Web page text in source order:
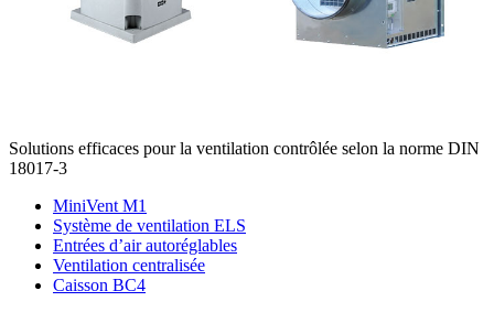
Solutions efficaces pour la ventilation contrôlée selon la norme DIN
18017-3
MiniVent M1
Système de ventilation ELS
Entrées d’air autoréglables
Ventilation centralisée
Caisson BC4